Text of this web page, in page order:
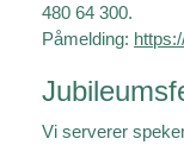
480 64 300.
Påmelding:
Vi serverer